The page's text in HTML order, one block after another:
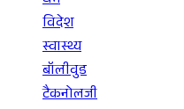
विदेश
स्वास्थ्य
बॉलीवुड
टैकनोलजी